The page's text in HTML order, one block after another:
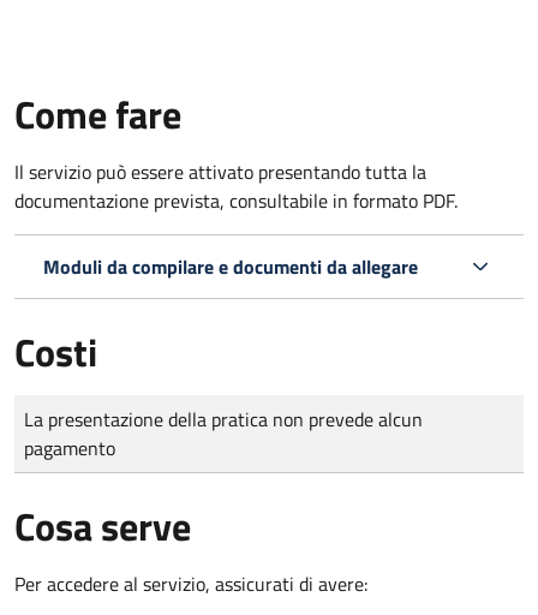
Come fare
Il servizio può essere attivato presentando tutta la
documentazione prevista, consultabile in formato PDF.
Moduli da compilare e documenti da allegare
Costi
Tipo di pagamento
Importo
La presentazione della pratica non prevede alcun
pagamento
Cosa serve
Per accedere al servizio, assicurati di avere: